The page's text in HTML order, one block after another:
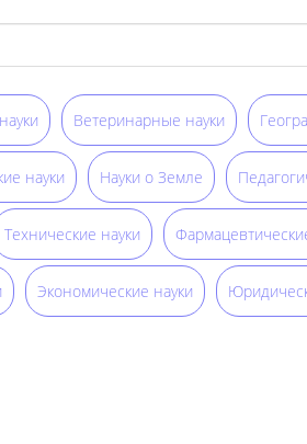
Ветеринарные науки
науки Науки о Земле
Технические науки
Экономические науки